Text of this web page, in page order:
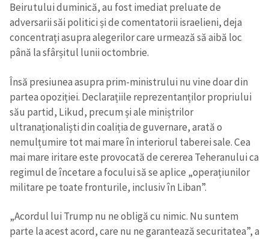
Beirutului duminică, au fost imediat preluate de
adversarii săi politici și de comentatorii israelieni, deja
concentrați asupra alegerilor care urmează să aibă loc
până la sfârșitul lunii octombrie.
Însă presiunea asupra prim-ministrului nu vine doar din
partea opoziției. Declarațiile reprezentanților propriului
său partid, Likud, precum și ale miniștrilor
ultranaționaliști din coaliția de guvernare, arată o
nemulțumire tot mai mare în interiorul taberei sale. Cea
mai mare iritare este provocată de cererea Teheranului ca
regimul de încetare a focului să se aplice „operațiunilor
militare pe toate fronturile, inclusiv în Liban”.
„Acordul lui Trump nu ne obligă cu nimic. Nu suntem
parte la acest acord, care nu ne garantează securitatea”, a